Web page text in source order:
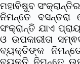
ମହାବିଷୁବ
ନିମନ୍ତେ ବସନ୍ତରା
ସଂକ୍ରାନ୍ତି ଯାଏ
ଓ ଉପକାରୀତା
ବ୍ୟକ୍ତିଙ୍କ
ବ୍ୟକ୍ତି ନିମନ୍ତେ